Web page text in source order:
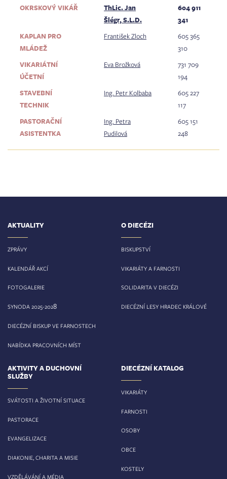
OKRSKOVÝ VIKÁŘ
ThLic. Jan
Šlégr, S.L.D.
604 911
341
KAPLAN PRO
MLÁDEŽ
František Zloch
605 365
310
VIKARIÁTNÍ
ÚČETNÍ
Eva Brožková
731 709
194
STAVEBNÍ
TECHNIK
Ing. Petr Kolbaba
605 227
117
PASTORAČNÍ
ASISTENTKA
Ing. Petra
Pudilová
605 151
248
AKTUALITY
ZPRÁVY
KALENDÁŘ AKCÍ
FOTOGALERIE
SYNODA 2025-2028
DIECÉZNÍ BISKUP VE FARNOSTECH
NABÍDKA PRACOVNÍCH MÍST
O DIECÉZI
BISKUPSTVÍ
VIKARIÁTY A FARNOSTI
SOLIDARITA V DIECÉZI
DIECÉZNÍ LESY HRADEC KRÁLOVÉ
AKTIVITY A DUCHOVNÍ
SLUŽBY
SVÁTOSTI A ŽIVOTNÍ SITUACE
PASTORACE
EVANGELIZACE
DIAKONIE, CHARITA A MISIE
VZDĚLÁVÁNÍ A MÉDIA
DIECÉZNÍ KATALOG
VIKARIÁTY
FARNOSTI
OSOBY
OBCE
KOSTELY